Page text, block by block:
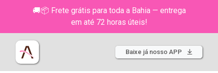
🚚📦 Frete grátis para toda a Bahia — entrega
em até 72 horas úteis!
Baixe já nosso APP